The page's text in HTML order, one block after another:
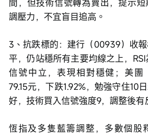
調壓力，不宜盲目追高。
3、抗跌標的：建行（00939）收
平，仍站穩所有主要均線之上，
信號中立，表現相對穩健；美團
79.15元，下跌1.92%，勉強守住10
好，技術買入信號強度9，調整後有
恆指及多隻藍籌調整，多數個股